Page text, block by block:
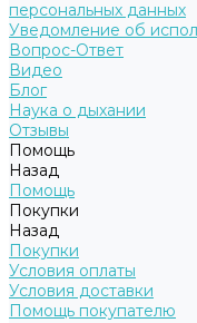
персональных данных
Уведомление об
Вопрос-Ответ
Видео
Блог
Наука о дыхании
Отзывы
Помощь
Назад
Помощь
Покупки
Назад
Покупки
Условия оплаты
Условия доставки
Помощь покупателю